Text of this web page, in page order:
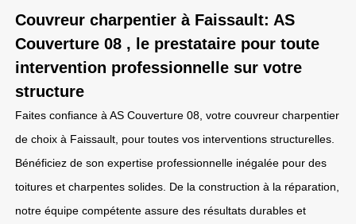
Couvreur charpentier à Faissault: AS
Couverture 08 , le prestataire pour toute
intervention professionnelle sur votre
structure
Faites confiance à AS Couverture 08, votre couvreur charpentier
de choix à Faissault, pour toutes vos interventions structurelles.
Bénéficiez de son expertise professionnelle inégalée pour des
toitures et charpentes solides. De la construction à la réparation,
notre équipe compétente assure des résultats durables et